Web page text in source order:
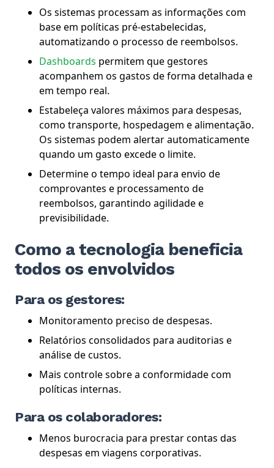
Os sistemas processam as informações com
base em políticas pré-estabelecidas,
automatizando o processo de reembolsos.
Dashboards permitem que gestores
acompanhem os gastos de forma detalhada e
em tempo real.
Estabeleça valores máximos para despesas,
como transporte, hospedagem e alimentação.
Os sistemas podem alertar automaticamente
quando um gasto excede o limite.
Determine o tempo ideal para envio de
comprovantes e processamento de
reembolsos, garantindo agilidade e
previsibilidade.
Como a tecnologia beneficia
todos os envolvidos
Para os gestores:
Monitoramento preciso de despesas.
Relatórios consolidados para auditorias e
análise de custos.
Mais controle sobre a conformidade com
políticas internas.
Para os colaboradores:
Menos burocracia para prestar contas das
despesas em viagens corporativas.